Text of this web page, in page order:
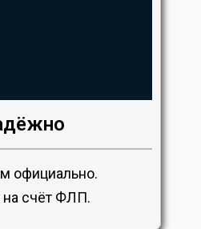
официально.
на счёт ФЛП.